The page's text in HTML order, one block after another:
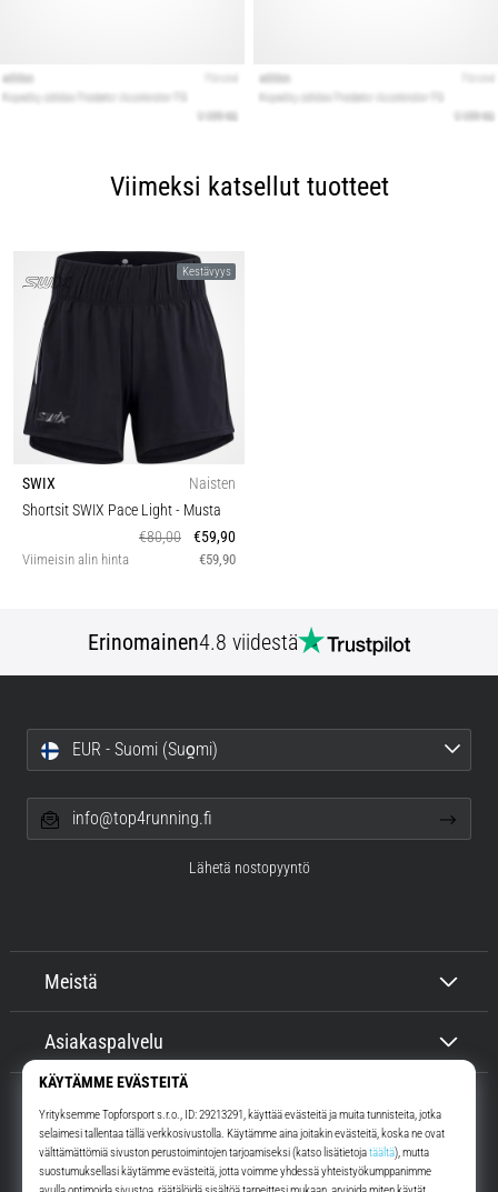
Viimeksi katsellut tuotteet
Kestävyys
SWIX
Naisten
Shortsit SWIX Pace Light- Musta
€80,00
€59,90
Viimeisin alin hinta €59,90
Erinomainen4.8 viidestä
Meistä
Asiakaspalvelu
EUR - Suomi (Suo̯mi)
info@top4running.fi
Lähetä nostopyyntö